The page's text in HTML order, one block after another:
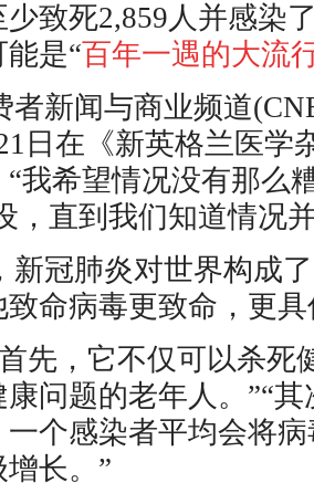
致死2,859人并感染
是“百年一遇的大流
者新闻与商业频道
日在《新英格兰医学
我希望情况没有那么
，直到我们知道情况
新冠肺炎对世界构成
命病毒更致命，更
先，它不仅可以杀死
问题的老年人。”“
个感染者平均会将
长。”